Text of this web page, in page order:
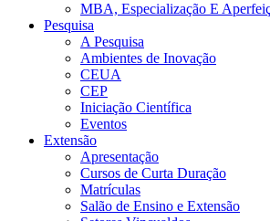
MBA, Especialização E
Pesquisa
A Pesquisa
Ambientes de Inovação
CEUA
CEP
Iniciação Científica
Eventos
Extensão
Apresentação
Cursos de Curta Duração
Matrículas
Salão de Ensino e Extensão